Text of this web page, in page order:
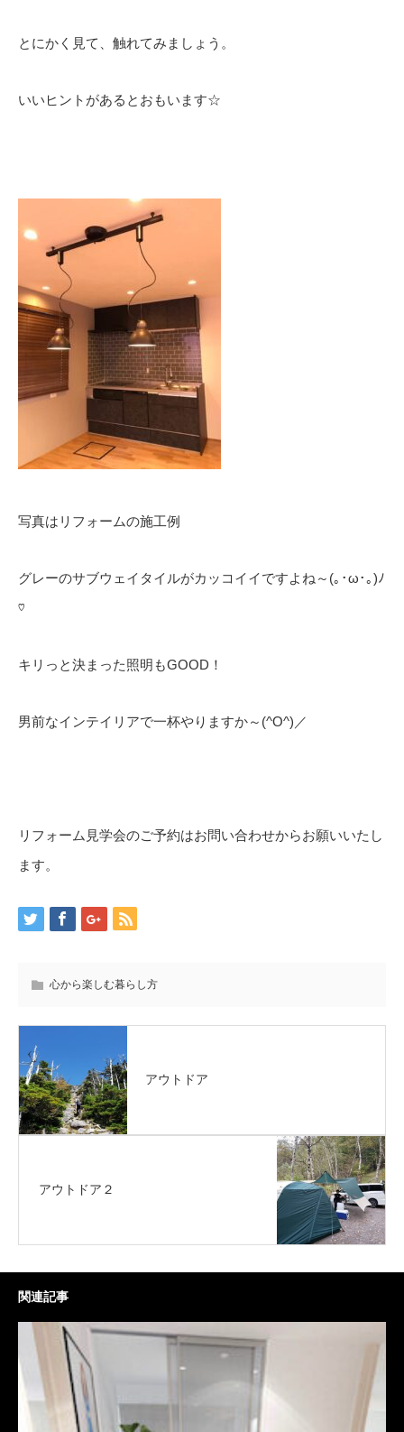
とにかく見て、触れてみましょう。
いいヒントがあるとおもいます☆
写真はリフォームの施工例
グレーのサブウェイタイルがカッコイイですよね～(｡･ω･｡)ﾉ
♡
キリっと決まった照明もGOOD！
男前なインテイリアで一杯やりますか～(^O^)／
リフォーム見学会のご予約はお問い合わせからお願いいたし
ます。
心から楽しむ暮らし方
アウトドア
アウトドア２
関連記事